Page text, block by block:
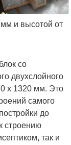
и высотой от
со
двухслойного
х 1320 мм. Это
самого
до
строению
так и